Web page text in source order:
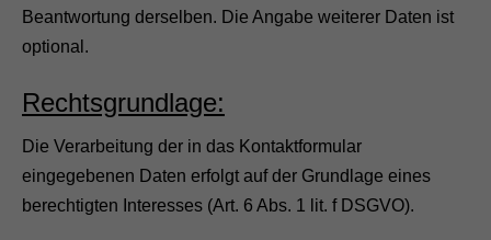
Beantwortung derselben. Die Angabe weiterer Daten ist
optional.
Rechtsgrundlage:
Die Verarbeitung der in das Kontaktformular
eingegebenen Daten erfolgt auf der Grundlage eines
berechtigten Interesses (Art. 6 Abs. 1 lit. f DSGVO).